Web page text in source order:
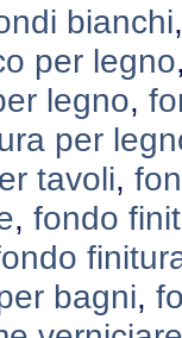
bianchi
per legno
legno,
per
tavoli,
, fondo
bagni,